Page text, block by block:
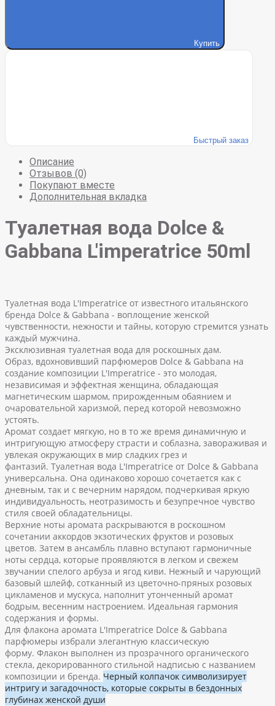
Купить
Быстрый заказ
Описание
Отзывов (0)
Покупают вместе
Дополнительная вкладка
Туалетная вода Dolce &
Gabbana L'imperatrice 50ml
Туалетная вода L'Imperatrice от известного итальянского
бренда Dolce & Gabbana - воплощение женской
чувственности, нежности и тайны, которую стремится узнать
каждый мужчина.
Эксклюзивная туалетная вода для роскошных дам.
Образ, вдохновивший парфюмеров Dolce & Gabbana на
создание композиции L'Imperatrice - это молодая,
независимая и эффектная женщина, обладающая
магнетическим шармом, прирожденным обаянием и
очаровательной харизмой, перед которой невозможно
устоять.
Аромат создает мягкую, но в то же время динамичную и
интригующую атмосферу страсти и соблазна, завораживая и
увлекая окружающих в мир сладких грез и
фантазий. Туалетная вода L'Imperatrice от Dolce & Gabbana
универсальна. Она одинаково хорошо сочетается как с
дневным, так и с вечерним нарядом, подчеркивая яркую
индивидуальность, неотразимость и безупречное чувство
стиля своей обладательницы.
Верхние ноты аромата раскрываются в роскошном
сочетании аккордов экзотических фруктов и розовых
цветов. Затем в ансамбль плавно вступают гармоничные
ноты сердца, которые проявляются в легком и свежем
звучании спелого арбуза и ягод киви. Нежный и чарующий
базовый шлейф, сотканный из цветочно-пряных розовых
цикламенов и мускуса, наполнит утонченный аромат
бодрым, весенним настроением. Идеальная гармония
содержания и формы.
Для флакона аромата L'Imperatrice Dolce & Gabbana
парфюмеры избрали элегантную классическую
форму. Флакон выполнен из прозрачного органического
стекла, декорированного стильной надписью с названием
композиции и бренда. Черный колпачок символизирует
интригу и загадочность, которые сокрыты в бездонных
глубинах женской души